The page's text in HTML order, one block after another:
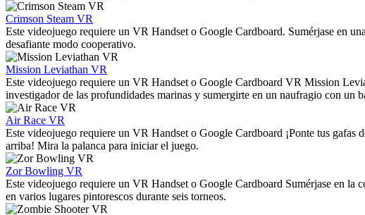
Crimson Steam VR
Este videojuego requiere un VR Handset o Google Cardboard. Sumérjase en
desafiante modo cooperativo.
Mission Leviathan VR
Este videojuego requiere un VR Handset o Google Cardboard VR Mission
investigador de las profundidades marinas y sumergirte en un naufragio con un
Air Race VR
Este videojuego requiere un VR Handset o Google Cardboard ¡Ponte tus
arriba! Mira la palanca para iniciar el juego.
Zor Bowling VR
Este videojuego requiere un VR Handset o Google Cardboard Sumérjase en la
en varios lugares pintorescos durante seis torneos.